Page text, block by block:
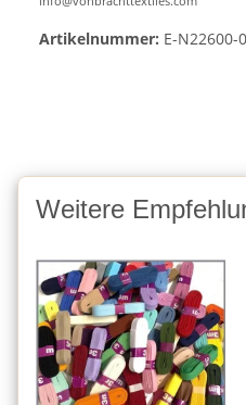
Artikelnummer: E-N22600-
Weitere